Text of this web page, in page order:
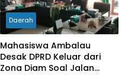
Daerah
Mahasiswa Ambalau
Desak DPRD Keluar dari
Zona Diam Soal Jalan